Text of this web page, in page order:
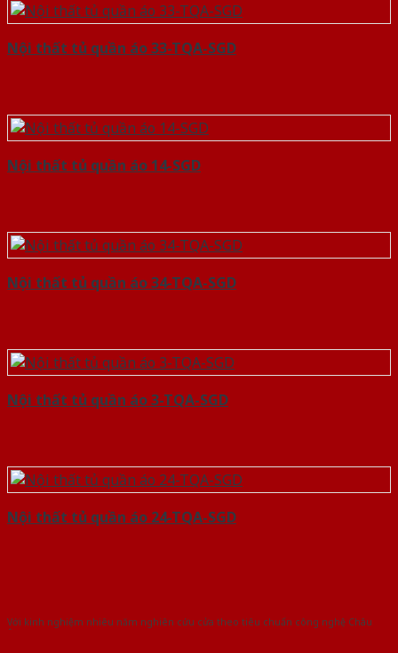
Nội thất tủ quần áo 33-TQA-SGD
Nội thất tủ quần áo 14-SGD
Nội thất tủ quần áo 34-TQA-SGD
Nội thất tủ quần áo 3-TQA-SGD
Nội thất tủ quần áo 24-TQA-SGD
Với kinh nghiệm nhiêu năm nghiên cứu cửa theo tiêu chuẩn công nghệ Châu